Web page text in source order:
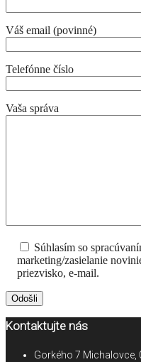
Váš email (povinné)
Telefónne číslo
Vaša správa
Súhlasím so
marketing/zasielanie
priezvisko, e-mail.
Kontaktujte nás
Gorkého 7 Michalovce,